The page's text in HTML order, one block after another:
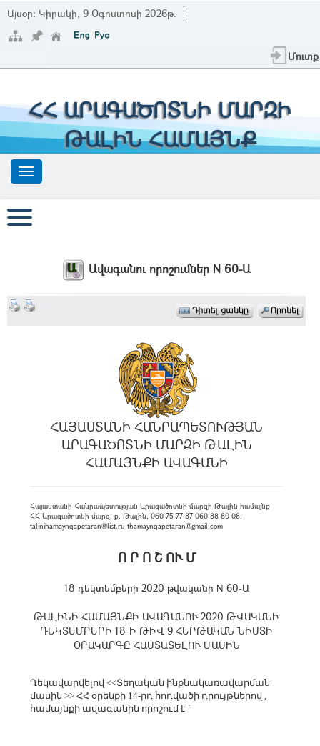
Այսօր: Կիրակի, 9 Օգոստոսի 2026թ.
Մուտք
ՀՀ ԱՐԱԳԱԾՈՏՆԻ ՄԱՐԶԻ
ԹԱԼԻՆ ՀԱՄԱՅՆՔ
Ավագանու որոշումներ N 60-Ա
ՀԱՅԱՍՏԱՆԻ ՀԱՆՐԱՊԵՏՈՒԹՅԱՆ
ԱՐԱԳԱԾՈՏՆԻ ՄԱՐԶԻ ԹԱԼԻՆ
ՀԱՄԱՅՆՔԻ ԱՎԱԳԱՆԻ
Հայաստանի Հանրապետության Արագածոտնի մարզի Թալին համայնք
ՀՀ Արագածոտնի մարզ, ք. Թալին, 060-75-77-87 060 88-80-08,
talinihamaynqapetaran@list.ru thamaynqapetaran@gmail.com
Ո Ր Ո Շ ՈՒ Մ
18 դեկտեմբերի 2020 թվականի N 60-Ա
ԹԱԼԻՆԻ ՀԱՄԱՅՆՔԻ ԱՎԱԳԱՆՈՒ 2020 ԹՎԱԿԱՆԻ
ԴԵԿՏԵՄԲԵՐԻ 18-Ի ԹԻՎ 9 ՀԵՐԹԱԿԱՆ ՆԻՍՏԻ
ՕՐԱԿԱՐԳԸ ՀԱՍՏԱՏԵԼՈՒ ՄԱՍԻՆ
Ղեկավարվելով <<Տեղական ինքնակառավարման
մասին >> ՀՀ օրենքի 14-րդ հոդվածի դրույթներով ,
համայնքի ավագանին որոշում է ՝